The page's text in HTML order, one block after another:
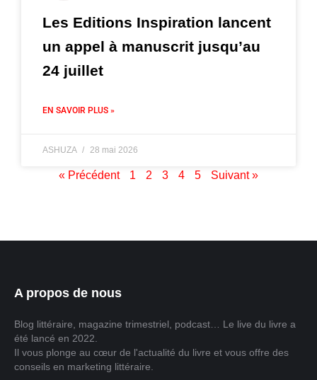
Les Editions Inspiration lancent
un appel à manuscrit jusqu’au
24 juillet
EN SAVOIR PLUS »
ASHUZA 28 mai 2026
« Précédent 1 2 3 4 5 Suivant »
A propos de nous
Blog littéraire, magazine trimestriel, podcast… Le live du livre a
été lancé en 2022.
Il vous plonge au cœur de l'actualité du livre et vous offre des
conseils en marketing littéraire.